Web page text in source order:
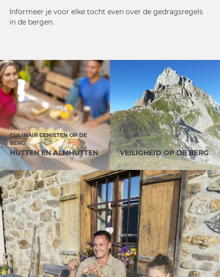
Informeer je voor elke tocht even over de gedragsregels
in de bergen.
CULINAIR GENIETEN OP DE
BERG
HUTTEN EN ALMHUTTEN VEILIGHEID OP DE BERG